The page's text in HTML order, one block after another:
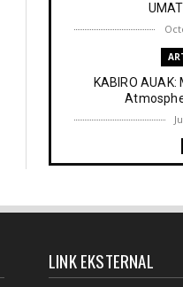
KABIRO
Proker UPT.
menuju
LINK EKSTERNAL